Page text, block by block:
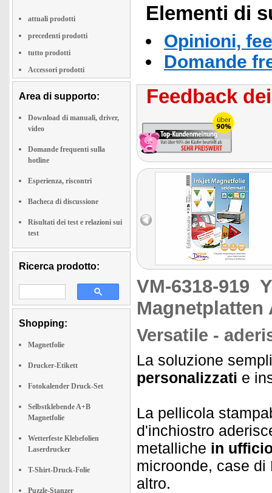
attuali prodotti
precedenti prodotti
tutto prodotti
Accessori prodotti
Area di supporto:
Download di manuali, driver,
video
Domande frequenti sulla
hotline
Esperienza, riscontri
Bacheca di discussione
Risultati dei test e relazioni sui
test
Ricerca prodotto:
Shopping:
Magnetfolie
Drucker-Etikett
Fotokalender Druck-Set
Selbstklebende A+B
Magnetfolie
Wetterfeste Klebefolien
Laserdrucker
T-Shirt-Druck-Folie
Puzzle-Stanzer
Elementi di
Opinioni,
Domande
Feedback
VM-6318-919
Magnetplatten
Versatile -
La soluzione
personalizzati e
La pellicola
d'inchiostro
metalliche in
microonde, case
altro.